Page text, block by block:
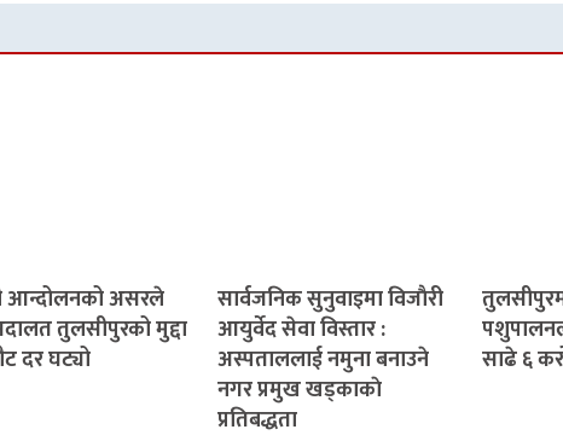
आन्दोलनको असरले
तुलसीपुरको मुद्दा
दर घट्यो
सार्वजनिक सुनुवाइमा विजाैरी
आयुर्वेद सेवा विस्तार :
अस्पताललाई नमुना बनाउने
नगर प्रमुख खड्काकाे
प्रतिबद्धता
साढे ६